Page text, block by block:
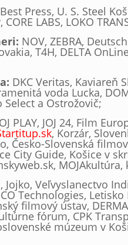
Best Press, U. S. Steel
LABS, LOKO
NOV, ZEBRA,
T4H, DELTA
DKC Veritas, Kaviareň
voda Lucka,
a Ostrožovič;
PLAY, JOJ 24, Film
, Korzár,
Česko-Slovenská
City Guide, Košice v
Jojko, Veľvyslanectvo
Technologies, Letisko
filmový ústav,
fórum, CPK
múzeum v